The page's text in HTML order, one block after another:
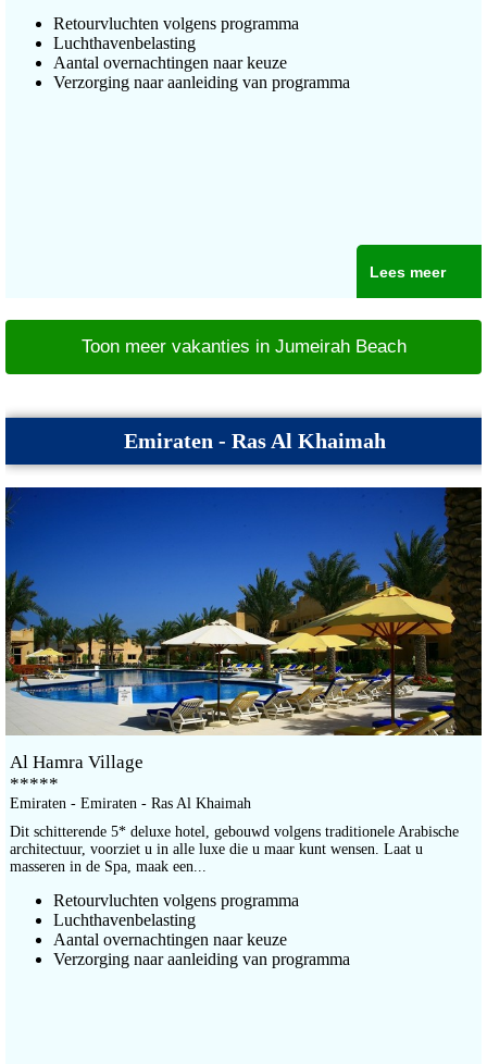
Retourvluchten volgens programma
Luchthavenbelasting
Aantal overnachtingen naar keuze
Verzorging naar aanleiding van programma
Lees meer
Toon meer vakanties in Jumeirah Beach
Emiraten - Ras Al Khaimah
Al Hamra Village
*****
Emiraten - Emiraten - Ras Al Khaimah
Dit schitterende 5* deluxe hotel, gebouwd volgens traditionele Arabische
architectuur, voorziet u in alle luxe die u maar kunt wensen. Laat u
masseren in de Spa, maak een...
Retourvluchten volgens programma
Luchthavenbelasting
Aantal overnachtingen naar keuze
Verzorging naar aanleiding van programma